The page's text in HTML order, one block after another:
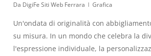
Da DigiFe Siti Web Ferrara Grafica
Un'ondata di originalità con
su misura. In un mondo che celebra la
l'espressione individuale, la